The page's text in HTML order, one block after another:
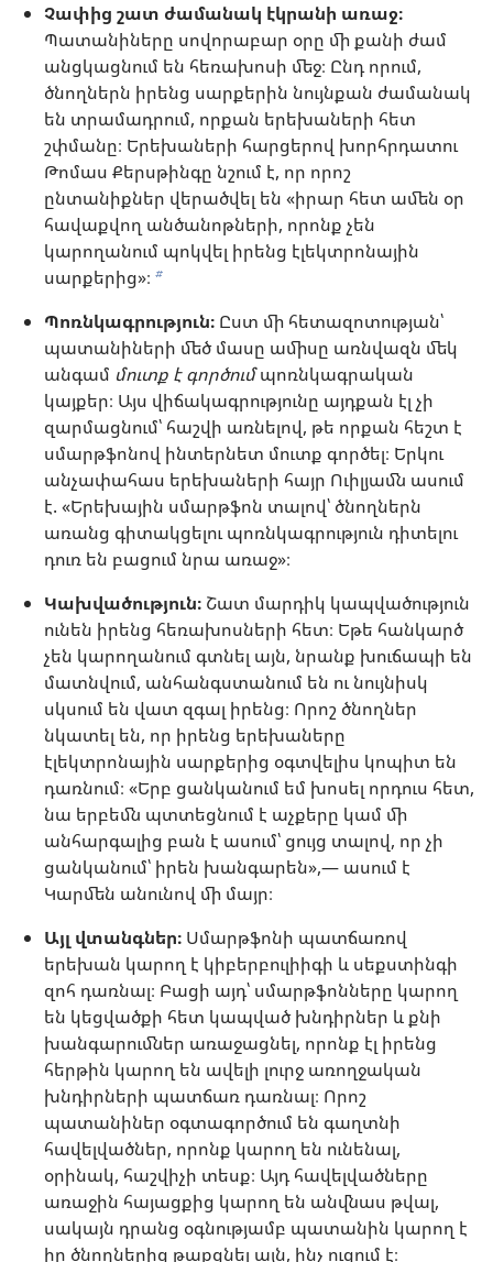
Չափից շատ ժամանակ էկրանի առաջ։
Պատանիները սովորաբար օրը մի քանի ժամ
անցկացնում են հեռախոսի մեջ։ Ընդ որում,
ծնողներն իրենց սարքերին նույնքան ժամանակ
են տրամադրում, որքան երեխաների հետ
շփմանը։ Երեխաների հարցերով խորհրդատու
Թոմաս Քերսթինգը նշում է, որ որոշ
ընտանիքներ վերածվել են «իրար հետ ամեն օր
հավաքվող անծանոթների, որոնք չեն
կարողանում պոկվել իրենց էլեկտրոնային
սարքերից»։ b
Պոռնկագրություն։ Ըստ մի հետազոտության՝
պատանիների մեծ մասը ամիսը առնվազն մեկ
անգամ մուտք է գործումպոռնկագրական
կայքեր։ Այս վիճակագրությունը այդքան էլ չի
զարմացնում՝ հաշվի առնելով, թե որքան հեշտ է
սմարթֆոնով ինտերնետ մուտք գործել։ Երկու
անչափահաս երեխաների հայր Ուիլյամն ասում
է. «Երեխային սմարթֆոն տալով՝ ծնողներն
առանց գիտակցելու պոռնկագրություն դիտելու
դուռ են բացում նրա առաջ»։
Կախվածություն։ Շատ մարդիկ կապվածություն
ունեն իրենց հեռախոսների հետ։ Եթե հանկարծ
չեն կարողանում գտնել այն, նրանք խուճապի են
մատնվում, անհանգստանում են ու նույնիսկ
սկսում են վատ զգալ իրենց։ Որոշ ծնողներ
նկատել են, որ իրենց երեխաները
էլեկտրոնային սարքերից օգտվելիս կոպիտ են
դառնում։ «Երբ ցանկանում եմ խոսել որդուս հետ,
նա երբեմն պտտեցնում է աչքերը կամ մի
անհարգալից բան է ասում՝ ցույց տալով, որ չի
ցանկանում՝ իրեն խանգարեն»,— ասում է
Կարմեն անունով մի մայր։
Այլ վտանգներ։ Սմարթֆոնի պատճառով
երեխան կարող է կիբերբուլիիգի և սեքստինգի
զոհ դառնալ։ Բացի այդ՝ սմարթֆոնները կարող
են կեցվածքի հետ կապված խնդիրներ և քնի
խանգարումներ առաջացնել, որոնք էլ իրենց
հերթին կարող են ավելի լուրջ առողջական
խնդիրների պատճառ դառնալ։ Որոշ
պատանիներ օգտագործում են գաղտնի
հավելվածներ, որոնք կարող են ունենալ,
օրինակ, հաշվիչի տեսք։ Այդ հավելվածները
առաջին հայացքից կարող են անվնաս թվալ,
սակայն դրանց օգնությամբ պատանին կարող է
իր ծնողներից թաքցնել այն, ինչ ուզում է։